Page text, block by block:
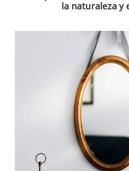
la naturaleza y